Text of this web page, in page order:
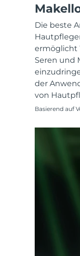
Die beste
ermöglicht
Seren und
der
von
Basierend auf
All
All
18%
Kosmetik
Kaufe alles